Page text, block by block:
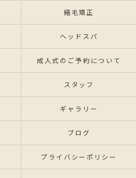
縮毛矯正
ヘッドスパ
成人式のご予約について
スタッフ
ギャラリー
ブログ
プライバシーポリシー